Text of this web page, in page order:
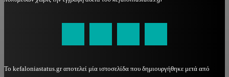
Το kefaloniastatus.gr αποτελεί μία ιστοσελίδα που δημιουργήθηκε μετά από